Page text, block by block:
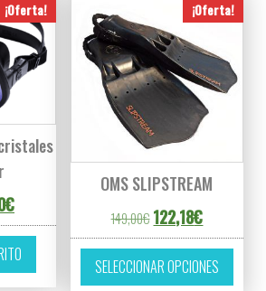
¡Oferta!
original era: 119,00€.
€El precio actual es: 107,10€.
¡Oferta!
OMS SLIPSTREAM
149,00€ El precio original
122,18€El precio
SELECCIONAR OPCIONES
Este